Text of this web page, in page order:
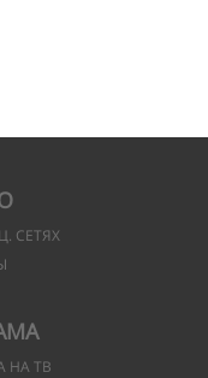
СЕТЯХ
НА ТВ